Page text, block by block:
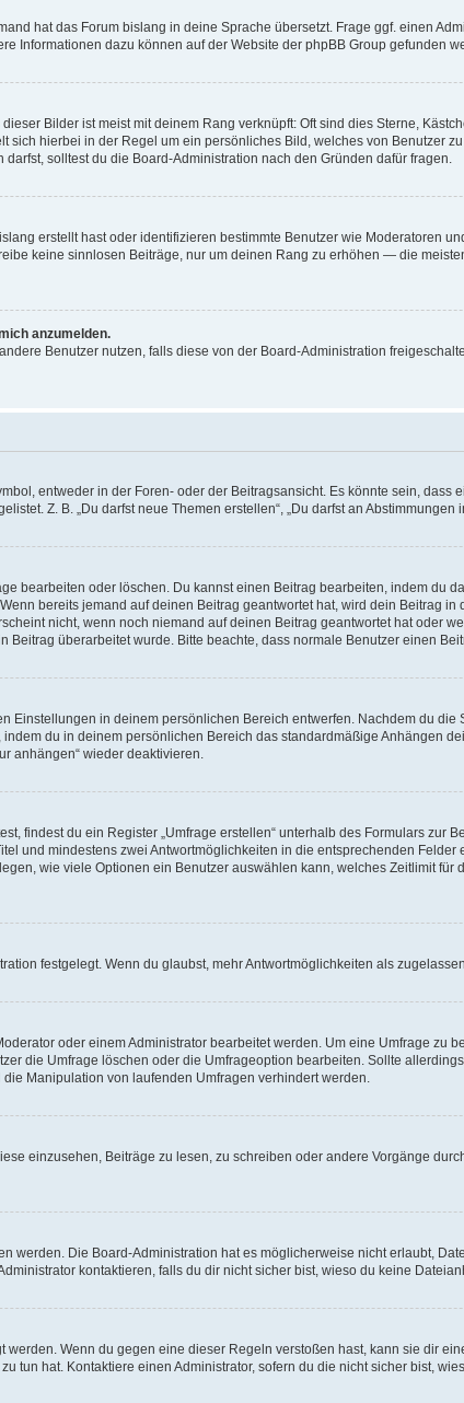
hat das Forum bislang in deine Sprache übersetzt. Frage ggf. einen
Informationen dazu können auf der Website der phpBB Group gefunden
Bilder ist meist mit deinem Rang verknüpft: Oft sind dies Sterne,
sich hierbei in der Regel um ein persönliches Bild, welches von Benutzer
solltest du die Board-Administration nach den Gründen dafür fragen.
erstellt hast oder identifizieren bestimmte Benutzer wie Moderatoren
keine sinnlosen Beiträge, nur um deinen Rang zu erhöhen — die
anzumelden.
Benutzer nutzen, falls diese von der Board-Administration
entweder in der Foren- oder der Beitragsansicht. Es könnte sein,
Z. B. „Du darfst neue Themen erstellen“, „Du darfst an Abstimmungen
bearbeiten oder löschen. Du kannst einen Beitrag bearbeiten, indem du
bereits jemand auf deinen Beitrag geantwortet hat, wird dein Beitrag
nicht, wenn noch niemand auf deinen Beitrag geantwortet hat oder
überarbeitet wurde. Bitte beachte, dass normale Benutzer einen
Einstellungen in deinem persönlichen Bereich entwerfen. Nachdem du
du in deinem persönlichen Bereich das standardmäßige Anhängen
anhängen“ wieder deaktivieren.
findest du ein Register „Umfrage erstellen“ unterhalb des Formulars zur
und mindestens zwei Antwortmöglichkeiten in die entsprechenden
wie viele Optionen ein Benutzer auswählen kann, welches Zeitlimit
festgelegt. Wenn du glaubst, mehr Antwortmöglichkeiten als
oder einem Administrator bearbeitet werden. Um eine Umfrage zu
die Umfrage löschen oder die Umfrageoption bearbeiten. Sollte
Manipulation von laufenden Umfragen verhindert werden.
einzusehen, Beiträge zu lesen, zu schreiben oder andere Vorgänge
werden. Die Board-Administration hat es möglicherweise nicht erlaubt,
kontaktieren, falls du dir nicht sicher bist, wieso du keine
Wenn du gegen eine dieser Regeln verstoßen hast, kann sie dir
tun hat. Kontaktiere einen Administrator, sofern du die nicht sicher bist,